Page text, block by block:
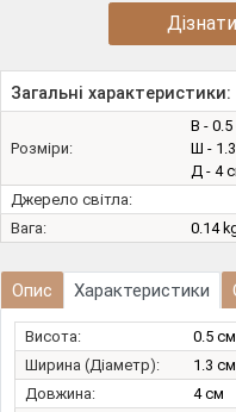
Загальні характеристики:
Розміри:
В - 0.5
Ш -
Д - 4
Джерело світла:
Вага:
0.14
Опис Характеристики
Висота:
0.5 см
Ширина (Діаметр):
1.3 см
Довжина:
4 см